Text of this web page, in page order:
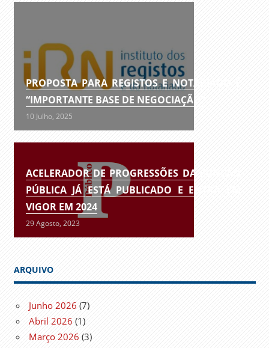
PROPOSTA PARA REGISTOS E NOTARIADO É
“IMPORTANTE BASE DE NEGOCIAÇÃO”
10 Julho, 2025
ACELERADOR DE PROGRESSÕES DA FUNÇÃO
PÚBLICA JÁ ESTÁ PUBLICADO E ENTRA EM
VIGOR EM 2024
29 Agosto, 2023
ARQUIVO
Junho 2026 (7)
Abril 2026 (1)
Março 2026 (3)